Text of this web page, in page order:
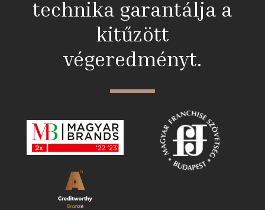
technika garantálja a
kitűzött
végeredményt.